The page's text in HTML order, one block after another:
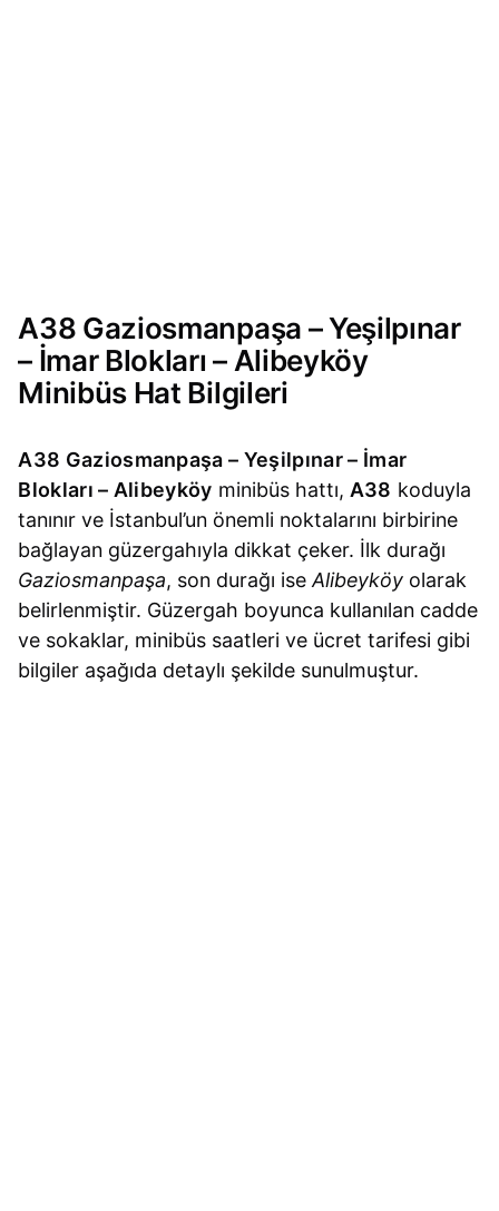
A38 Gaziosmanpaşa – Yeşilpınar
– İmar Blokları – Alibeyköy
Minibüs Hat Bilgileri
A38 Gaziosmanpaşa – Yeşilpınar – İmar
Blokları – Alibeyköy minibüs hattı, A38 koduyla
tanınır ve İstanbul’un önemli noktalarını birbirine
bağlayan güzergahıyla dikkat çeker. İlk durağı
Gaziosmanpaşa, son durağı iseAlibeyköy olarak
belirlenmiştir. Güzergah boyunca kullanılan cadde
ve sokaklar, minibüs saatleri ve ücret tarifesi gibi
bilgiler aşağıda detaylı şekilde sunulmuştur.